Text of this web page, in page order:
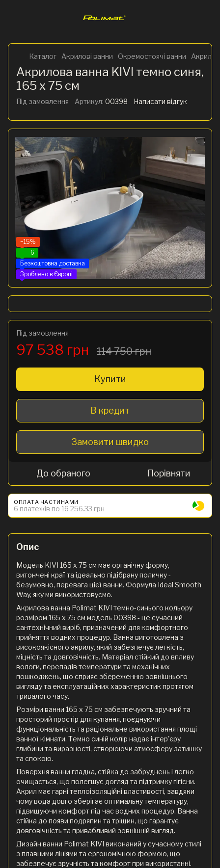
Каталог Акрилові ванни Окремостоячі ванни
Акрилова ванна KIVI темно синя,
165 x 75 см
Під замовлення Артикул: 00398 Написати відгук
−15%
6
Безкоштовна доставка
Зроблено в Європі
Під замовлення
97 538 грн 114 750 грн
Купити
В кредит
Замовити швидко
До обраного Порівняти
ОПЛАТА ЧАСТИНАМИ
6 платежів по 16 256.33 грн
Опис
Модель KIVI 165 x 75 см має органічну форму,
витончені краї та ідеально підібрану поличку -
безумовно, перевага цієї ванни. Формула Ideal Smooth
Way, яку ми використовуємо.
Акрилова ванна Polimat KIVI темно-синього кольору
розміром 165 x 75 см модель 00398 - це сучасний
сантехнічний виріб, призначений для комфортного
прийняття водних процедур. Ванна виготовлена з
високоякісного акрилу, який забезпечує легкість,
міцність та довговічність. Матеріал стійкий до впливу
вологи, перепадів температури та механічних
пошкоджень, що сприяє збереженню зовнішнього
вигляду та експлуатаційних характеристик протягом
тривалого часу.
Розміри ванни 165 x 75 см забезпечують зручний та
просторий простір для купання, поєднуючи
функціональність та раціональне використання площі
ванної кімнати. Темно синій колір надає інтер'єру
глибини та виразності, створюючи атмосферу затишку
та спокою.
Поверхня ванни гладка, стійка до забруднень і легко
очищається, що полегшує догляд та підтримку гігієни.
Акрил має гарні теплоізоляційні властивості, завдяки
чому вода довго зберігає оптимальну температуру,
підвищуючи комфорт під час водних процедур. Ванна
стійка до появи подряпин та тріщин, що гарантує
довговічність та привабливий зовнішній вигляд.
Дизайн ванни Polimat KIVI виконаний у сучасному стилі
з плавними лініями та ергономічною формою, що
забезпечує зручність та комфорт при використанні.